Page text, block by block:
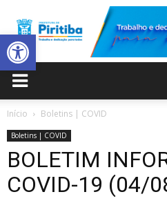
Abrir a barra de ferramentas
Início Boletins | COVID
Boletins | COVID
BOLETIM
COVID-19 (04/